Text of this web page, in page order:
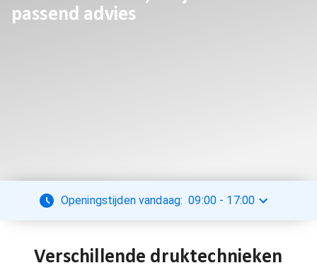
passend advies
Openingstijden vandaag: 09:00 - 17:00
Verschillende druktechnieken